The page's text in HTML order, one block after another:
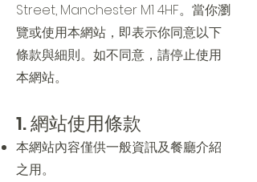
Street, Manchester M1 4HF。當你瀏
覽或使用本網站，即表示你同意以下
條款與細則。如不同意，請停止使用
本網站。
1. 網站使用條款
本網站內容僅供一般資訊及餐廳介紹
之用。